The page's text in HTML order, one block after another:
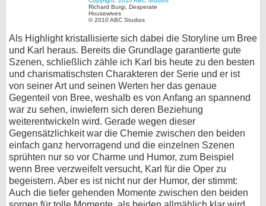
Richard Burgi, Desperate
Housewives
© 2010 ABC Studios
Als Highlight kristallisierte sich dabei die Storyline um Bree
und Karl heraus. Bereits die Grundlage garantierte gute
Szenen, schließlich zähle ich Karl bis heute zu den besten
und charismatischsten Charakteren der Serie und er ist
von seiner Art und seinen Werten her das genaue
Gegenteil von Bree, weshalb es von Anfang an spannend
war zu sehen, inwiefern sich deren Beziehung
weiterentwickeln wird. Gerade wegen dieser
Gegensätzlichkeit war die Chemie zwischen den beiden
einfach ganz hervorragend und die einzelnen Szenen
sprühten nur so vor Charme und Humor, zum Beispiel
wenn Bree verzweifelt versucht, Karl für die Oper zu
begeistern. Aber es ist nicht nur der Humor, der stimmt:
Auch die tiefer gehenden Momente zwischen den beiden